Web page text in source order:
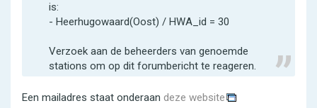
is:
- Heerhugowaard(Oost) / HWA_id = 30
Verzoek aan de beheerders van genoemde
stations om op dit forumbericht te reageren.
Een mailadres staat onderaan deze website